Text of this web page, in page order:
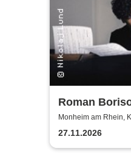
Roman
Monheim am Rhein,
27.11.2026